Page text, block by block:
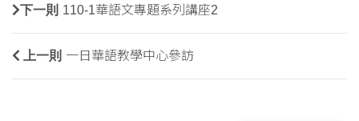
下一則 110-1華語文專題系列講座2
上一則 一日華語教學中心參訪